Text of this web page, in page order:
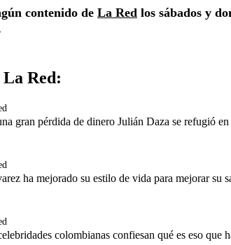
contenido de La Red los sábados y
Red:
gran pérdida de dinero Julián Daza se refugió
ha mejorado su estilo de vida para mejorar su
colombianas confiesan qué es eso que